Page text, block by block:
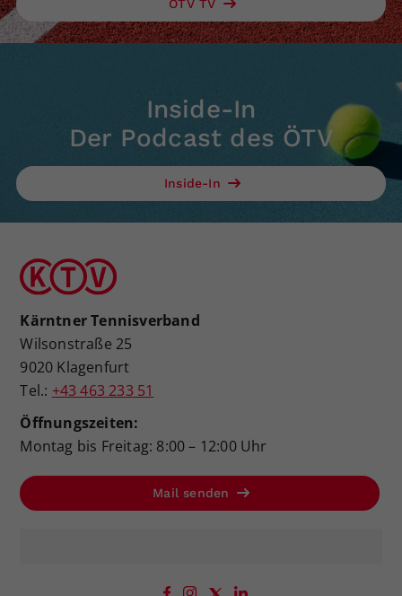
ÖTV TV
Inside-In
Der Podcast des ÖTV
Inside-In
Kärntner Tennisverband
Wilsonstraße 25
9020 Klagenfurt
Tel.: +43 463 233 51
Öffnungszeiten:
Montag bis Freitag: 8:00 – 12:00 Uhr
Mail senden